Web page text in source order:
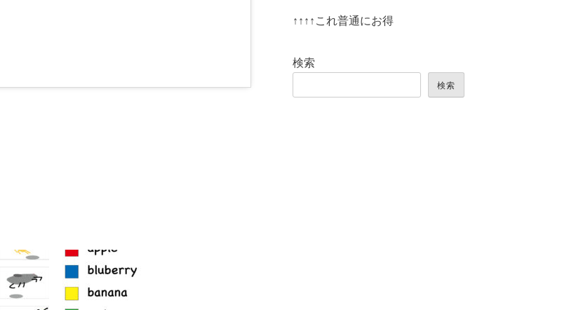
↑↑↑↑これ普通にお得
検索
検索